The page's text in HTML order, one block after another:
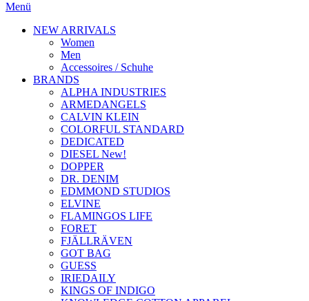
Menü
NEW ARRIVALS
Women
Men
Accessoires / Schuhe
BRANDS
ALPHA INDUSTRIES
ARMEDANGELS
CALVIN KLEIN
COLORFUL STANDARD
DEDICATED
DIESEL New!
DOPPER
DR. DENIM
EDMMOND STUDIOS
ELVINE
FLAMINGOS LIFE
FORET
FJÄLLRÄVEN
GOT BAG
GUESS
IRIEDAILY
KINGS OF INDIGO